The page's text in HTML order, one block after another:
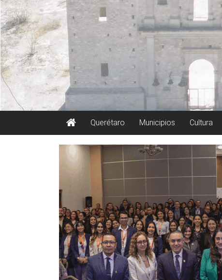
Querétaro Municipios Cultura